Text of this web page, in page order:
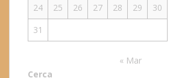
24
25 26 27 28 29
30
31
« Mar
Cerca